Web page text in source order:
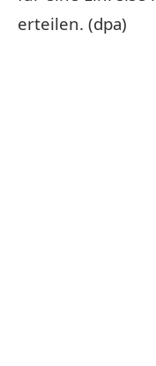
erteilen. (dpa)